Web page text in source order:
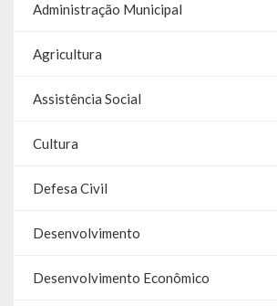
Galeria de Soberanas
Galeria de Vereadores
Galeria de Fotos
Vídeos
Programas
Publicações
Administração Municipal
Agricultura
Assistência Social
Cultura
Defesa Civil
Desenvolvimento
Desenvolvimento Econômico